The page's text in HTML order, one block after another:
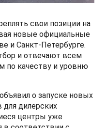
J7 Лифтбек
от 1 749 000 ₽*
и гарантия
свои позиции на
новые официальные
и Санкт-Петербурге.
и отвечают всем
по качеству и уровню
о запуске новых
для дилерских
центры уже